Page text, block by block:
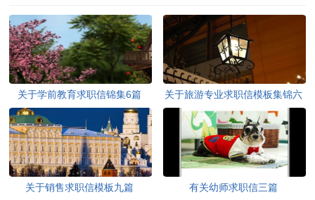
关于学前教育求职信锦集6篇
关于旅游专业求职信模板集锦六
篇
关于销售求职信模板九篇 有关幼师求职信三篇